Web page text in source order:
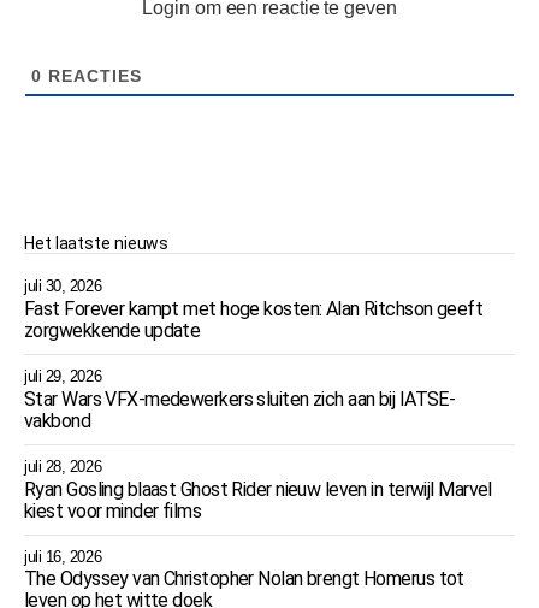
Login om een reactie te geven
0 REACTIES
Het laatste nieuws
juli 30, 2026
Fast Forever kampt met hoge kosten: Alan Ritchson geeft
zorgwekkende update
juli 29, 2026
Star Wars VFX-medewerkers sluiten zich aan bij IATSE-
vakbond
juli 28, 2026
Ryan Gosling blaast Ghost Rider nieuw leven in terwijl Marvel
kiest voor minder films
juli 16, 2026
The Odyssey van Christopher Nolan brengt Homerus tot
leven op het witte doek